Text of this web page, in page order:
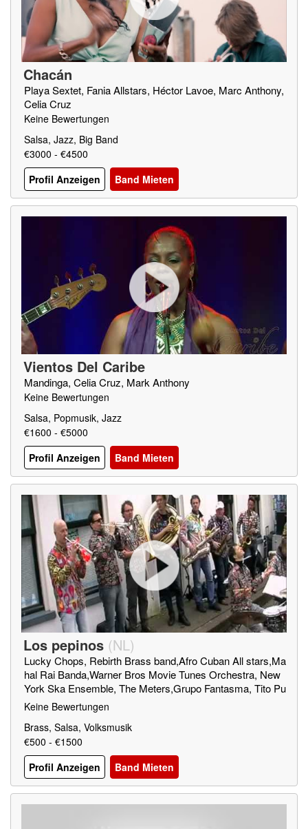
Chacán
Playa Sextet, Fania Allstars, Héctor Lavoe, Marc Anthony,
Celia Cruz
Keine Bewertungen
Salsa, Jazz, Big Band
€3000 - €4500
Profil Anzeigen
Band Mieten
Vientos Del Caribe
Mandinga, Celia Cruz, Mark Anthony
Keine Bewertungen
Salsa, Popmusik, Jazz
€1600 - €5000
Profil Anzeigen
Band Mieten
Los pepinos (NL)
Lucky Chops, Rebirth Brass band,Afro Cuban All stars,Ma
hal Rai Banda,Warner Bros Movie Tunes Orchestra, New
York Ska Ensemble, The Meters,Grupo Fantasma, Tito Pu
ente , Rex Gildo...und so weiter
Keine Bewertungen
Brass, Salsa, Volksmusik
€500 - €1500
Profil Anzeigen
Band Mieten